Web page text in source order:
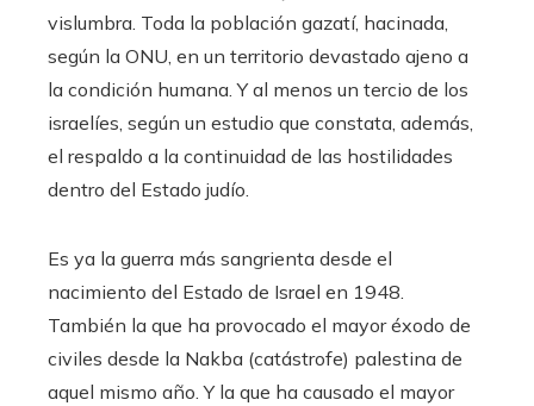
vislumbra. Toda la población gazatí, hacinada,
según la ONU, en un territorio devastado ajeno a
la condición humana. Y al menos un tercio de los
israelíes, según un estudio que constata, además,
el respaldo a la continuidad de las hostilidades
dentro del Estado judío.
Es ya la guerra más sangrienta desde el
nacimiento del Estado de Israel en 1948.
También la que ha provocado el mayor éxodo de
civiles desde la Nakba (catástrofe) palestina de
aquel mismo año. Y la que ha causado el mayor